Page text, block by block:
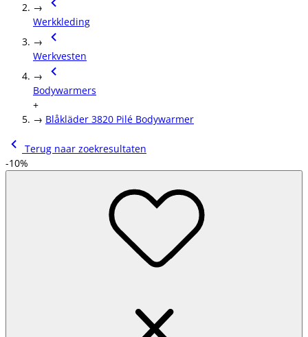
→
Werkkleding
→
Werkvesten
→
Bodywarmers
+
→ Blåkläder 3820 Pilé Bodywarmer
Terug naar zoekresultaten
-10%